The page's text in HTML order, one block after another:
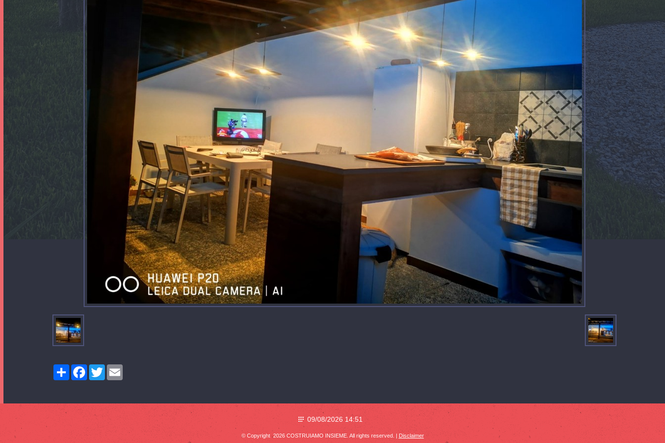
ShareFacebook
TwitterEmail
09/08/2026 14:51
© Copyright 2026 COSTRUIAMO INSIEME. All rights reserved. | Disclaimer